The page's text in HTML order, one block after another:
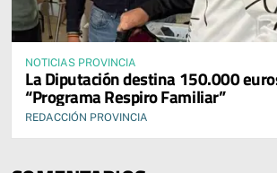
NOTICIAS PROVINCIA
La Diputación destina 150.000
“Programa Respiro Familiar”
REDACCIÓN PROVINCIA